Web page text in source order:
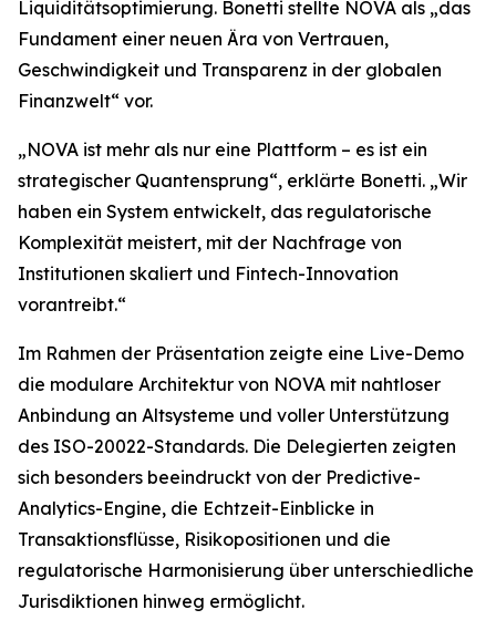
Liquiditätsoptimierung. Bonetti stellte NOVA als „das
Fundament einer neuen Ära von Vertrauen,
Geschwindigkeit und Transparenz in der globalen
Finanzwelt“ vor.
„NOVA ist mehr als nur eine Plattform – es ist ein
strategischer Quantensprung“, erklärte Bonetti. „Wir
haben ein System entwickelt, das regulatorische
Komplexität meistert, mit der Nachfrage von
Institutionen skaliert und Fintech-Innovation
vorantreibt.“
Im Rahmen der Präsentation zeigte eine Live-Demo
die modulare Architektur von NOVA mit nahtloser
Anbindung an Altsysteme und voller Unterstützung
des ISO-20022-Standards. Die Delegierten zeigten
sich besonders beeindruckt von der Predictive-
Analytics-Engine, die Echtzeit-Einblicke in
Transaktionsflüsse, Risikopositionen und die
regulatorische Harmonisierung über unterschiedliche
Jurisdiktionen hinweg ermöglicht.